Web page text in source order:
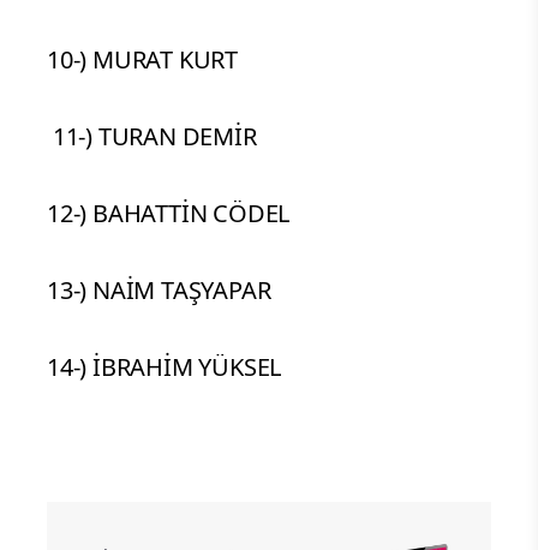
10-) MURAT KURT
11-) TURAN DEMİR
12-) BAHATTİN CÖDEL
13-) NAİM TAŞYAPAR
14-) İBRAHİM YÜKSEL